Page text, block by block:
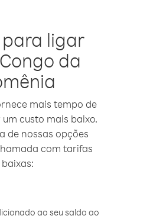
para ligar
da
mais tempo de
custo mais baixo.
de nossas opções
com tarifas
baixas:
ao seu saldo ao